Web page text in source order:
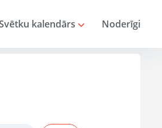
kalendārs Noderīgi